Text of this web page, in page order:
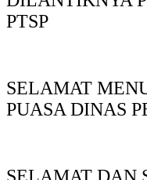
PTSP
SELAMAT
PUASA DINAS
SELAMAT DAN